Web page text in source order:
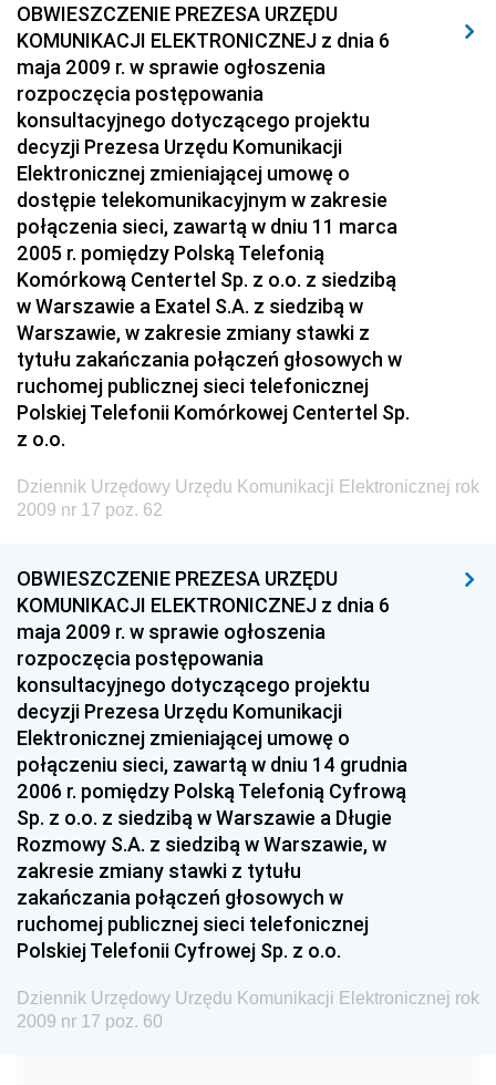
Elektronicznej
2026
2024
2023
2022
2021
2020
2019
2018
2017
2016
2014
2012
2011
2009
nr 51 z 28 grudnia 2009 pozycje 141-148
nr 50 z 15 grudnia 2009 pozycja 140
nr 49 z 30 listopada 2009 pozycja 139
nr 48 z 26 listopada 2009 pozycje 136-138
nr 47 z 23 listopada 2009 pozycje 134-135
nr 46 z 18 listopada 2009 pozycje 132-133
nr 45 z 4 listopada 2009 pozycje 128-131
nr 43 z 21 października 2009 pozycje 118-120
OBWIESZCZENIE PREZESA URZĘDU
KOMUNIKACJI ELEKTRONICZNEJ z dnia 6
maja 2009 r. w sprawie ogłoszenia
rozpoczęcia postępowania
konsultacyjnego dotyczącego projektu
decyzji Prezesa Urzędu Komunikacji
Elektronicznej zmieniającej umowę o
dostępie telekomunikacyjnym w zakresie
połączenia sieci, zawartą w dniu 11 marca
2005 r. pomiędzy Polską Telefonią
Komórkową Centertel Sp. z o.o. z siedzibą
w Warszawie a Exatel S.A. z siedzibą w
Warszawie, w zakresie zmiany stawki z
tytułu zakańczania połączeń głosowych w
ruchomej publicznej sieci telefonicznej
Polskiej Telefonii Komórkowej Centertel Sp.
z o.o.
Dziennik Urzędowy Urzędu Komunikacji Elektronicznej rok
2009 nr 17 poz. 62
OBWIESZCZENIE PREZESA URZĘDU
KOMUNIKACJI ELEKTRONICZNEJ z dnia 6
maja 2009 r. w sprawie ogłoszenia
rozpoczęcia postępowania
konsultacyjnego dotyczącego projektu
decyzji Prezesa Urzędu Komunikacji
Elektronicznej zmieniającej umowę o
połączeniu sieci, zawartą w dniu 14 grudnia
2006 r. pomiędzy Polską Telefonią Cyfrową
Sp. z o.o. z siedzibą w Warszawie a Długie
Rozmowy S.A. z siedzibą w Warszawie, w
zakresie zmiany stawki z tytułu
zakańczania połączeń głosowych w
ruchomej publicznej sieci telefonicznej
Polskiej Telefonii Cyfrowej Sp. z o.o.
Dziennik Urzędowy Urzędu Komunikacji Elektronicznej rok
2009 nr 17 poz. 60